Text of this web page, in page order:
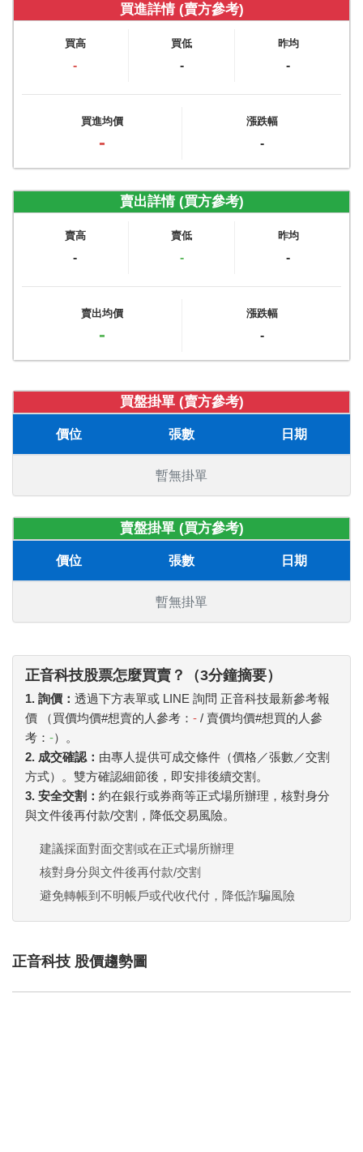
買進詳情 (賣方參考)
買高
-
買低
-
昨均
-
買進均價
-
漲跌幅
-
賣出詳情 (買方參考)
賣高
-
賣低
-
昨均
-
賣出均價
-
漲跌幅
-
買盤掛單 (賣方參考)
價位 張數 日期
暫無掛單
賣盤掛單 (買方參考)
價位 張數 日期
暫無掛單
正音科技股票怎麼買賣？（3分鐘摘要）
1. 詢價： 透過下方表單或 LINE 詢問 正音科技最新參考報
價 （買價均價#想賣的人參考： - / 賣價均價#想買的人參
考： -）。
2. 成交確認： 由專人提供可成交條件（價格／張數／交割
方式）。雙方確認細節後，即安排後續交割。
3. 安全交割： 約在銀行或券商等正式場所辦理，核對身分
與文件後再付款/交割，降低交易風險。
建議採面對面交割或在正式場所辦理
核對身分與文件後再付款/交割
避免轉帳到不明帳戶或代收代付，降低詐騙風險
正音科技 股價趨勢圖